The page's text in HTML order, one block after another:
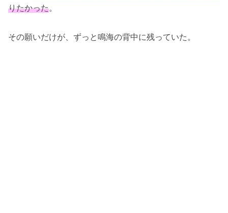
りたかった。
その願いだけが、ずっと鳴海の背中に残っていた。